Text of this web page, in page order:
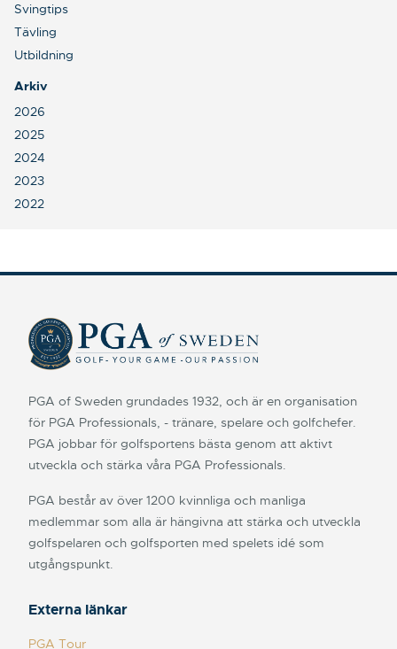
Svingtips
Tävling
Utbildning
Arkiv
2026
2025
2024
2023
2022
PGA of Sweden grundades 1932, och är en organisation
för PGA Professionals, - tränare, spelare och golfchefer.
PGA jobbar för golfsportens bästa genom att aktivt
utveckla och stärka våra PGA Professionals.
PGA består av över 1200 kvinnliga och manliga
medlemmar som alla är hängivna att stärka och utveckla
golfspelaren och golfsporten med spelets idé som
utgångspunkt.
Externa länkar
PGA Tour